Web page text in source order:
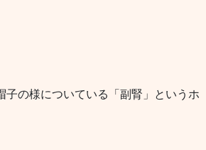
の様についている「副腎」というホ